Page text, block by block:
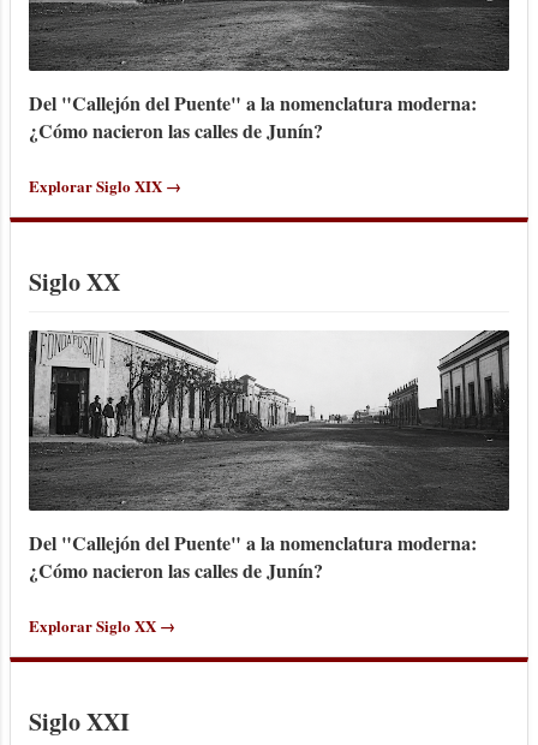
Del "Callejón del Puente" a la nomenclatura moderna:
¿Cómo nacieron las calles de Junín?
Explorar Siglo XIX →
Siglo XX
Del "Callejón del Puente" a la nomenclatura moderna:
¿Cómo nacieron las calles de Junín?
Explorar Siglo XX →
Siglo XXI